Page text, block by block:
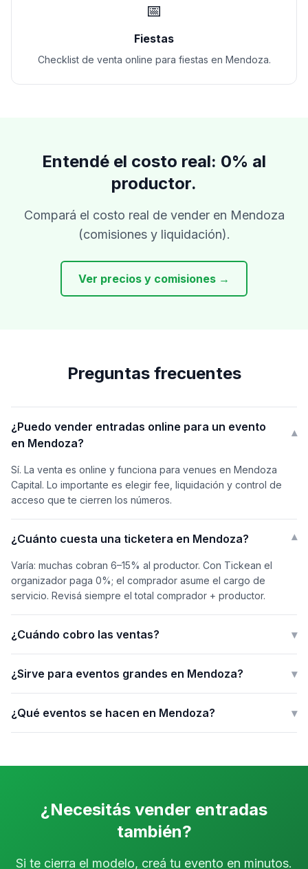
📅
Fiestas
Checklist de venta online para fiestas en Mendoza.
Entendé el costo real: 0% al
productor.
Compará el costo real de vender en Mendoza
(comisiones y liquidación).
Ver precios y comisiones →
Preguntas frecuentes
¿Puedo vender entradas online para un evento
en Mendoza?
▾
Sí. La venta es online y funciona para venues en Mendoza
Capital. Lo importante es elegir fee, liquidación y control de
acceso que te cierren los números.
¿Cuánto cuesta una ticketera en Mendoza? ▾
Varía: muchas cobran 6–15% al productor. Con Tickean el
organizador paga 0%; el comprador asume el cargo de
servicio. Revisá siempre el total comprador + productor.
¿Cuándo cobro las ventas? ▾
¿Sirve para eventos grandes en Mendoza? ▾
¿Qué eventos se hacen en Mendoza? ▾
¿Necesitás vender entradas
también?
Si te cierra el modelo, creá tu evento en minutos.